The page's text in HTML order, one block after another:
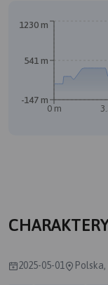
0 m
-147 m
541 m
1230 m
2025-05-01